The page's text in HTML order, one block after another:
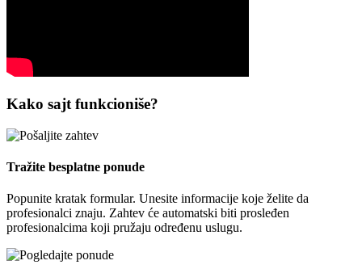
Kako sajt funkcioniše?
Tražite besplatne ponude
Popunite kratak formular. Unesite informacije koje želite da
profesionalci znaju. Zahtev će automatski biti prosleđen
profesionalcima koji pružaju određenu uslugu.